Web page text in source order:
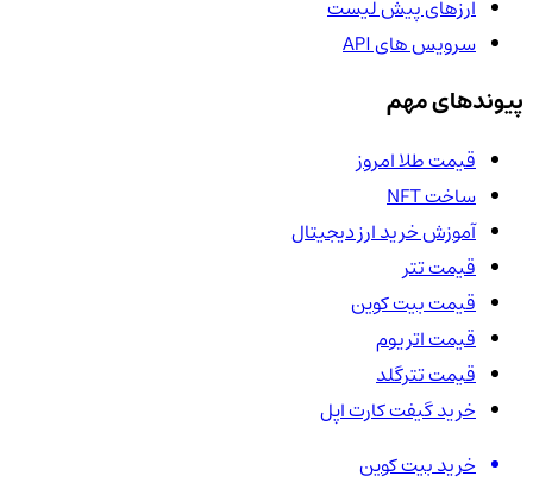
ارزهای پیش لیست
سرویس های API
پیوندهای مهم
قیمت طلا امروز
ساخت NFT
آموزش خرید ارز دیجیتال
قیمت تتر
قیمت بیت کوین
قیمت اتریوم
قیمت تترگلد
خرید گیفت کارت اپل
خرید بیت کوین